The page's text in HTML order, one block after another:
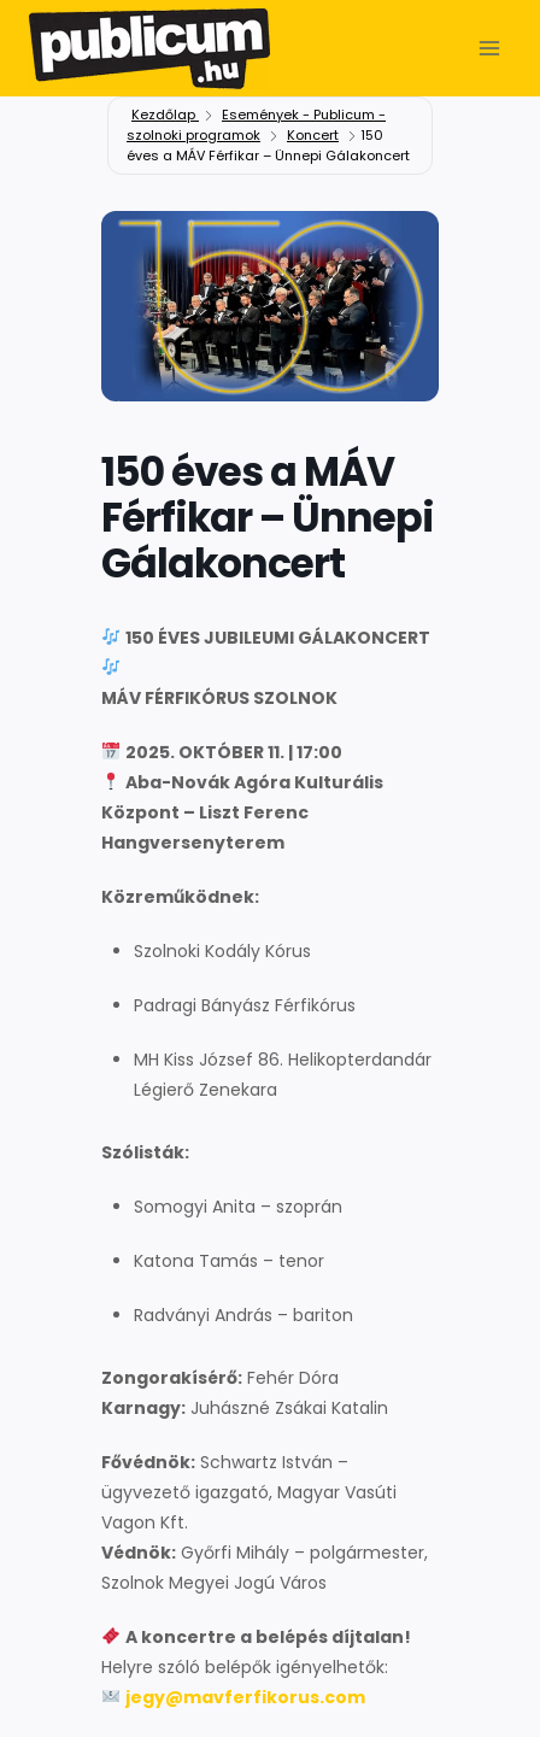
Kezdőlap
Események - Publicum -
szolnoki programok
Koncert
150
éves a MÁV Férfikar – Ünnepi Gálakoncert
150 éves a MÁV
Férfikar – Ünnepi
Gálakoncert
150 ÉVES JUBILEUMI GÁLAKONCERT
MÁV FÉRFIKÓRUS SZOLNOK
2025. OKTÓBER 11. | 17:00
Aba-Novák Agóra Kulturális
Központ – Liszt Ferenc
Hangversenyterem
Közreműködnek:
Szolnoki Kodály Kórus
Padragi Bányász Férfikórus
MH Kiss József 86. Helikopterdandár
Légierő Zenekara
Szólisták:
Somogyi Anita – szoprán
Katona Tamás – tenor
Radványi András – bariton
Zongorakísérő: Fehér Dóra
Karnagy: Juhászné Zsákai Katalin
Fővédnök: Schwartz István –
ügyvezető igazgató, Magyar Vasúti
Vagon Kft.
Védnök: Győrfi Mihály – polgármester,
Szolnok Megyei Jogú Város
A koncertre a belépés díjtalan!
Helyre szóló belépők igényelhetők:
jegy@mavferfikorus.com